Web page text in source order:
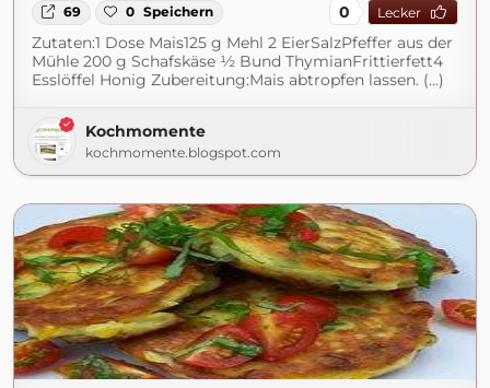
69 0 Speichern 0 Lecker
Zutaten:1 Dose Mais125 g Mehl 2 EierSalzPfeffer aus der
Mühle 200 g Schafskäse ½ Bund ThymianFrittierfett4
Esslöffel Honig Zubereitung:Mais abtropfen lassen. (...)
Kochmomente
kochmomente.blogspot.com